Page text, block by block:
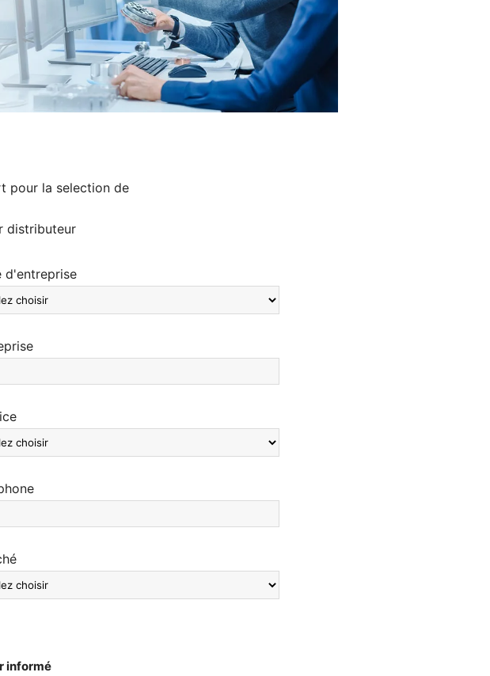
pour la selection de
distributeur
d'entreprise
informé